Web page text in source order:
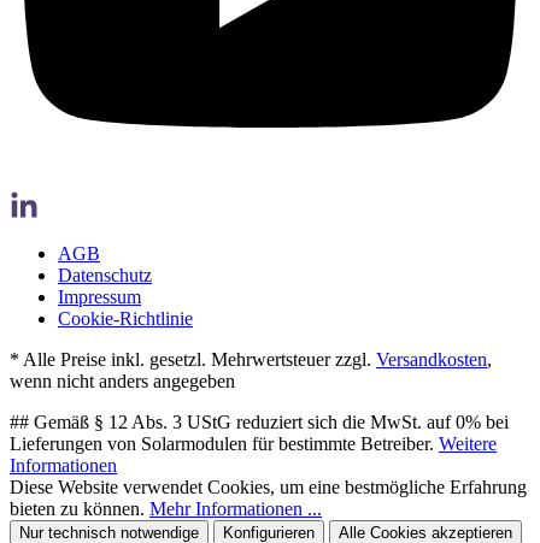
AGB
Datenschutz
Impressum
Cookie-Richtlinie
* Alle Preise inkl. gesetzl. Mehrwertsteuer zzgl. Versandkosten,
wenn nicht anders angegeben
## Gemäß § 12 Abs. 3 UStG reduziert sich die MwSt. auf 0% bei
Lieferungen von Solarmodulen für bestimmte Betreiber. Weitere
Informationen
Diese Website verwendet Cookies, um eine bestmögliche Erfahrung
bieten zu können. Mehr Informationen ...
Nur technisch notwendige Konfigurieren Alle Cookies akzeptieren